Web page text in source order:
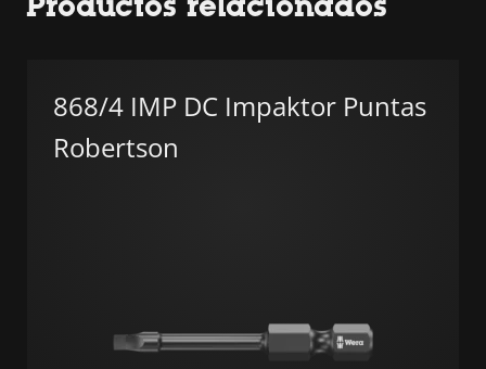
868/4 IMP DC Impaktor Puntas
Robertson